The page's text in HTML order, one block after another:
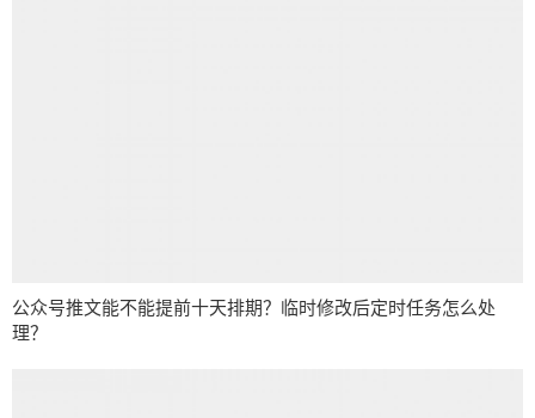
公众号推文能不能提前十天排期？临时修改后定时任务怎么处
理？